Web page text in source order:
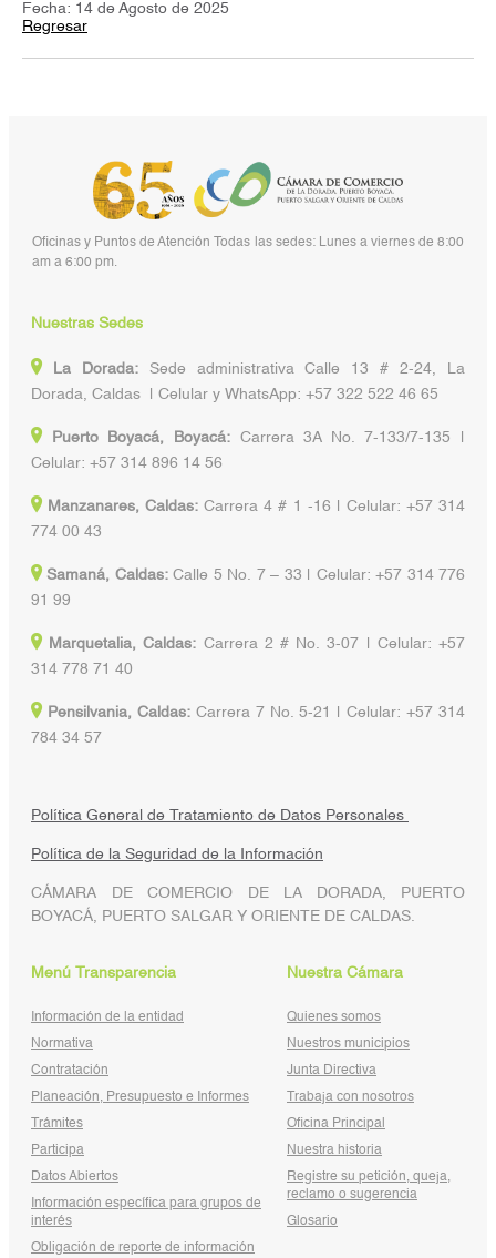
Fecha: 14 de Agosto de 2025
Regresar
Oficinas y Puntos de Atención Todas las sedes: Lunes a viernes de 8:00
am a 6:00 pm.
Nuestras Sedes
La Dorada:Sede administrativa Calle 13 # 2-24, La
Dorada, Caldas | Celular y WhatsApp: +57 322 522 46 65
Puerto Boyacá, Boyacá:Carrera 3A No. 7-133/7-135 |
Celular: +57 314 896 14 56
Manzanares, Caldas: Carrera 4 # 1 -16 | Celular: +57 314
774 00 43
Samaná, Caldas:Calle 5 No. 7 – 33 | Celular: +57 314 776
91 99
Marquetalia, Caldas: Carrera 2 # No. 3-07 | Celular: +57
314 778 71 40
Pensilvania, Caldas:Carrera 7 No. 5-21 | Celular: +57 314
784 34 57
Política General de Tratamiento de Datos Personales
Política de la Seguridad de la Información
CÁMARA DE COMERCIO DE LA DORADA, PUERTO
BOYACÁ, PUERTO SALGAR Y ORIENTE DE CALDAS.
Menú Transparencia
Información de la entidad
Normativa
Contratación
Planeación, Presupuesto e Informes
Trámites
Participa
Datos Abiertos
Información específica para grupos de
interés
Obligación de reporte de información
Nuestra Cámara
Quienes somos
Nuestros municipios
Junta Directiva
Trabaja con nosotros
Oficina Principal
Nuestra historia
Registre su petición, queja,
reclamo o sugerencia
Glosario